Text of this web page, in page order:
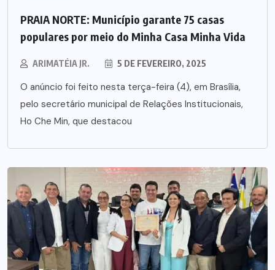
PRAIA NORTE: Município garante 75 casas
populares por meio do Minha Casa Minha Vida
ARIMATÉIA JR. 5 DE FEVEREIRO, 2025
O anúncio foi feito nesta terça-feira (4), em Brasília,
pelo secretário municipal de Relações Institucionais,
Ho Che Min, que destacou